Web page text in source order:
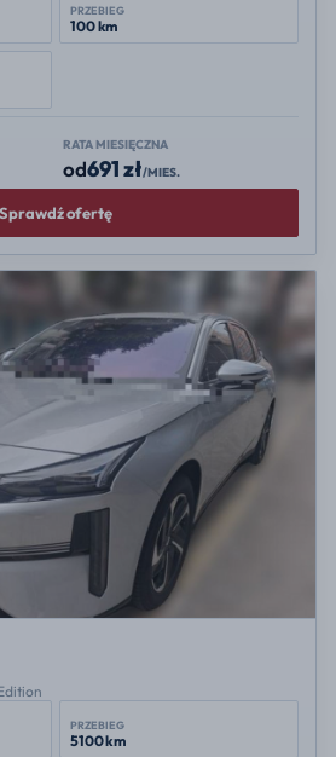
PRZEBIEG
100 km
RATA MIESIĘCZNA
od691 zł/MIES.
Sprawdź ofertę
PRZEBIEG
5100 km